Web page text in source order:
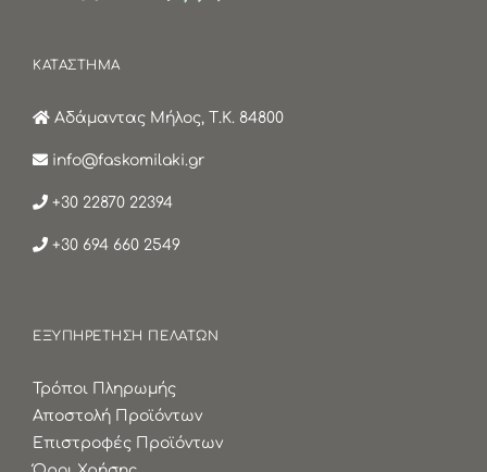
ΚΑΤΑΣΤΗΜΑ
Αδάμαντας Μήλος, Τ.Κ. 84800
info@faskomilaki.gr
+30 22870 22394
+30 694 660 2549
ΕΞΥΠΗΡΕΤΗΣΗ ΠΕΛΑΤΩΝ
Τρόποι Πληρωμής
Αποστολή Προϊόντων
Επιστροφές Προϊόντων